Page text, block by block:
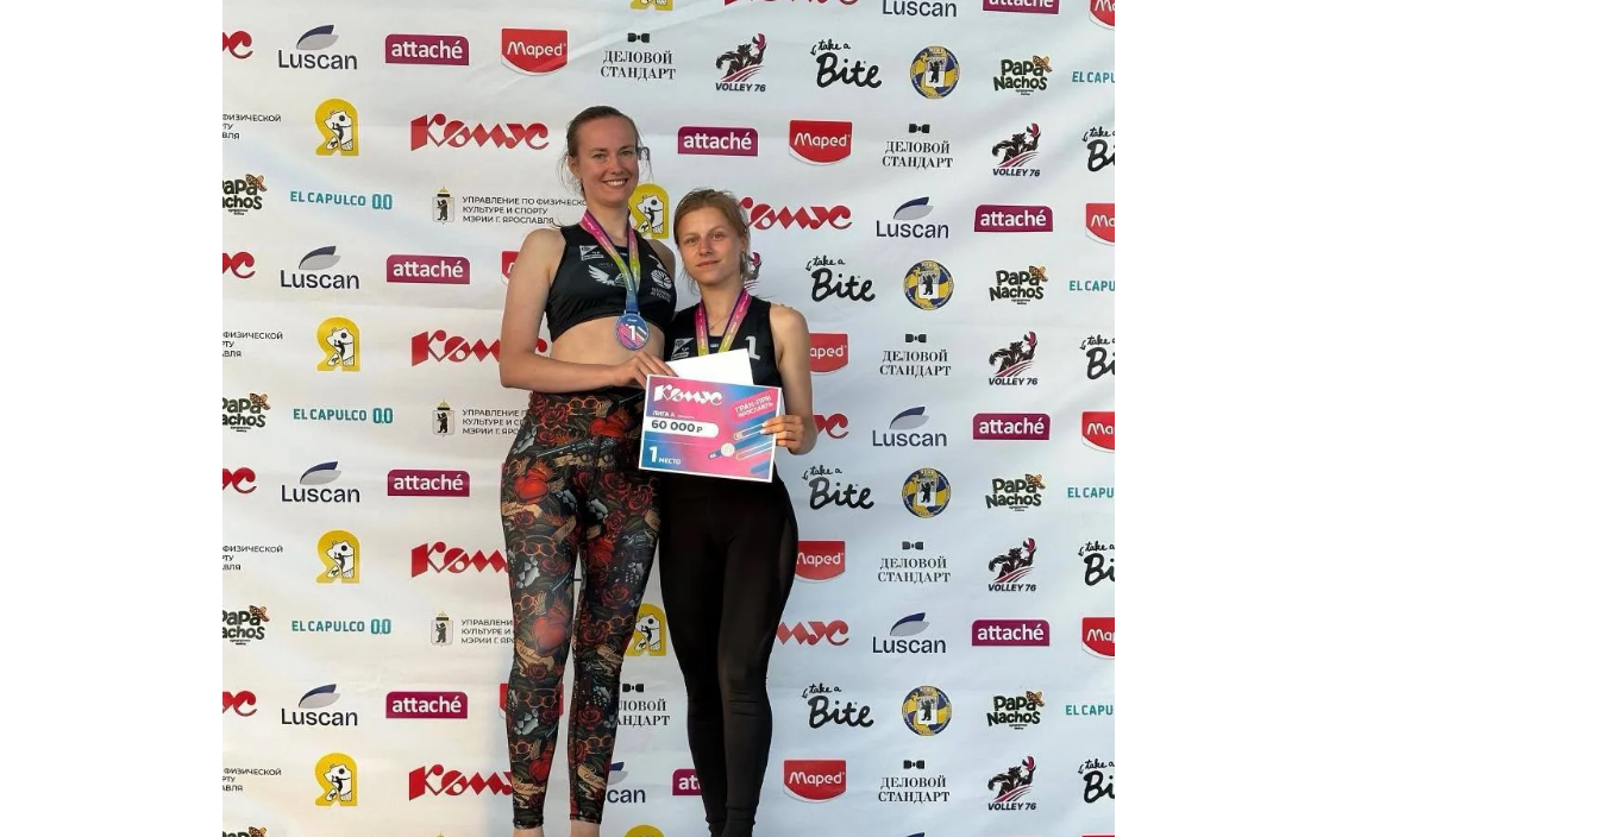
Социальная поддержка
Стандарты оформления работ
Расписание занятий
Заочный бакалавриат (специалитет).
Регламент поступления.
Очный бакалавриат (специалитет).
Регламент поступления.
Научно-техническая библиотека
Обращения граждан
Противодействие коррупции
Наука
Реквизиты